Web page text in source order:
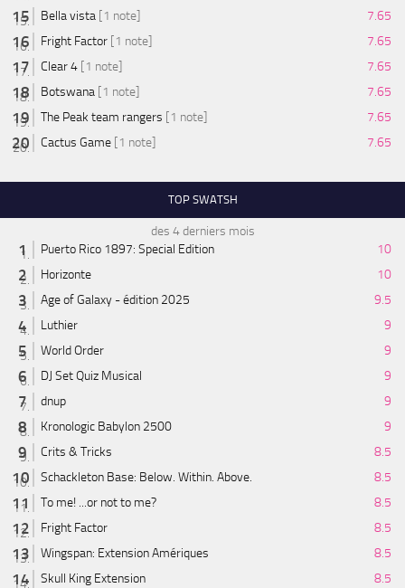
Bella vista [1 note]
7.65
Fright Factor [1 note]
7.65
Clear 4 [1 note]
7.65
Botswana [1 note]
7.65
The Peak team rangers [1 note]
7.65
Cactus Game [1 note] 7.65
TOP SWATSH
des 4 derniers mois
Puerto Rico 1897: Special Edition
10
Horizonte
10
Age of Galaxy - édition 2025
9.5
Luthier
9
World Order
9
DJ Set Quiz Musical
9
dnup
9
Kronologic Babylon 2500
9
Crits & Tricks
8.5
Schackleton Base: Below. Within. Above.
8.5
To me! ...or not to me?
8.5
Fright Factor
8.5
Wingspan: Extension Amériques
8.5
Skull King Extension
8.5